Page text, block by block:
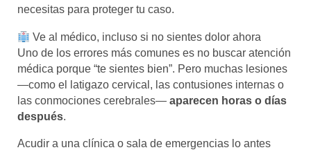
necesitas para proteger tu caso.
Ve al médico, incluso si no sientes dolor ahora
Uno de los errores más comunes es no buscar atención
médica porque “te sientes bien”. Pero muchas lesiones
—como el latigazo cervical, las contusiones internas o
las conmociones cerebrales— aparecen horas o días
después.
Acudir a una clínica o sala de emergencias lo antes